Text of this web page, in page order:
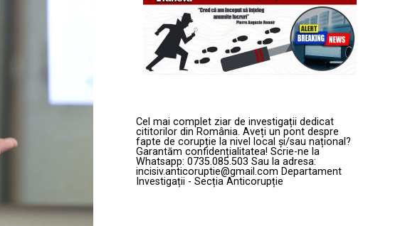
Cel mai complet ziar de investigații dedicat
cititorilor din România. Aveți un pont despre
fapte de corupție la nivel local și/sau național?
Garantăm confidențialitatea! Scrie-ne la
Whatsapp: 0735.085.503 Sau la adresa:
incisiv.anticoruptie@gmail.com Departament
Investigații - Secția Anticorupție